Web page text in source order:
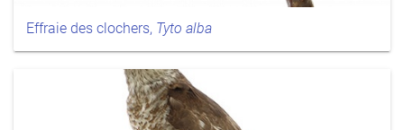
Effraie des clochers, Tyto alba